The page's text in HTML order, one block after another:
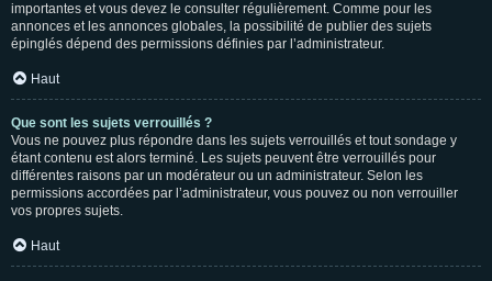
importantes et vous devez le consulter régulièrement. Comme pour les
annonces et les annonces globales, la possibilité de publier des sujets
épinglés dépend des permissions définies par l’administrateur.
Haut
Que sont les sujets verrouillés ?
Vous ne pouvez plus répondre dans les sujets verrouillés et tout sondage y
étant contenu est alors terminé. Les sujets peuvent être verrouillés pour
différentes raisons par un modérateur ou un administrateur. Selon les
permissions accordées par l’administrateur, vous pouvez ou non verrouiller
vos propres sujets.
Haut